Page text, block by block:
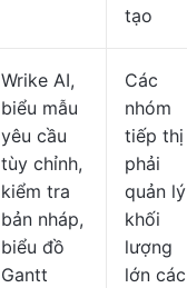
tạo
Wrike AI,
biểu mẫu
yêu cầu
tùy chỉnh,
kiểm tra
bản nháp,
biểu đồ
Gantt
Các
nhóm
tiếp thị
phải
quản lý
khối
lượng
lớn các